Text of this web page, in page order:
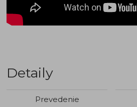
Detaily
Prevedenie